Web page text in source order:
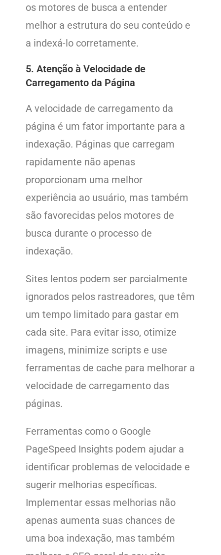
os motores de busca a entender
melhor a estrutura do seu conteúdo e
a indexá-lo corretamente.
5. Atenção à Velocidade de
Carregamento da Página
A velocidade de carregamento da
página é um fator importante para a
indexação. Páginas que carregam
rapidamente não apenas
proporcionam uma melhor
experiência ao usuário, mas também
são favorecidas pelos motores de
busca durante o processo de
indexação.
Sites lentos podem ser parcialmente
ignorados pelos rastreadores, que têm
um tempo limitado para gastar em
cada site. Para evitar isso, otimize
imagens, minimize scripts e use
ferramentas de cache para melhorar a
velocidade de carregamento das
páginas.
Ferramentas como o Google
PageSpeed Insights podem ajudar a
identificar problemas de velocidade e
sugerir melhorias específicas.
Implementar essas melhorias não
apenas aumenta suas chances de
uma boa indexação, mas também